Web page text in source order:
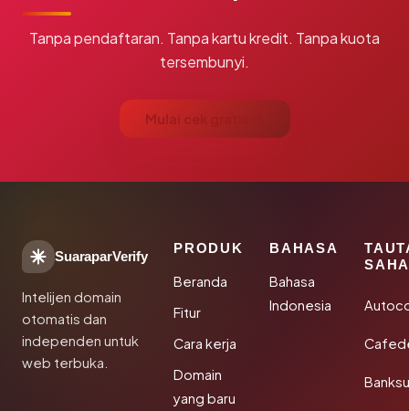
Tanpa pendaftaran. Tanpa kartu kredit. Tanpa kuota
tersembunyi.
Mulai cek gratis →
SuaraparVerify
Intelijen domain
otomatis dan
independen untuk
web terbuka.
PRODUK
Beranda
Fitur
Cara kerja
Domain
yang baru
BAHASA
Bahasa
Indonesia